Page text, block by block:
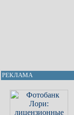
РЕКЛАМА